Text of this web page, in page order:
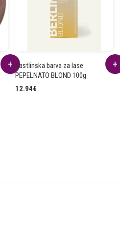
Rastlinska barva za lase
PEPELNATO BLOND 100g
12.94€